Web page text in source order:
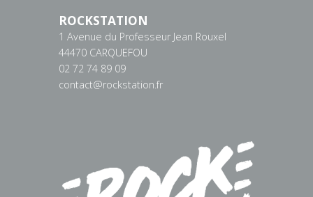
ROCKSTATION
1 Avenue du Professeur Jean Rouxel
44470 CARQUEFOU
02 72 74 89 09
contact@rockstation.fr